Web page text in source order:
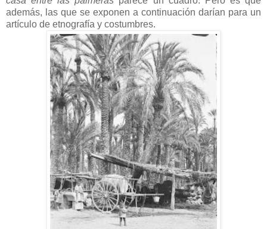
además, las que se exponen a continuación darían para un
artículo de etnografía y costumbres.